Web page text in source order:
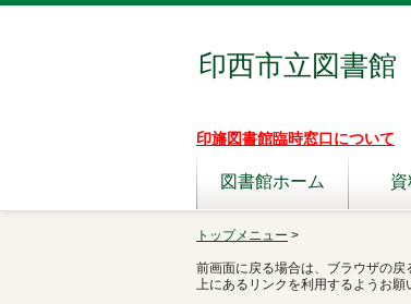
印西市立図書館
印旛図書館臨時窓口について
図書館ホーム
トップメニュー >
前画面に戻る場合は、ブラウザの戻
上にあるリンクを利用するようお願